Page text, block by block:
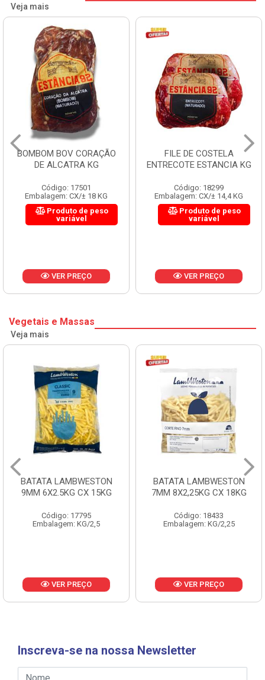
Veja mais
BOMBOM BOV CORAÇÃO
DE ALCATRA KG
Código: 17501
Embalagem: CX/± 18 KG
Produto de peso
variável
VER PREÇO
FILE DE COSTELA
ENTRECOTE ESTANCIA KG
Código: 18299
Embalagem: CX/± 14,4 KG
Produto de peso
variável
VER PREÇO
Vegetais e Massas
Veja mais
BATATA LAMBWESTON
9MM 6X2.5KG CX 15KG
Código: 17795
Embalagem: KG/2,5
VER PREÇO
BATATA LAMBWESTON
7MM 8X2,25KG CX 18KG
Código: 18433
Embalagem: KG/2,25
VER PREÇO
Inscreva-se na nossa Newsletter